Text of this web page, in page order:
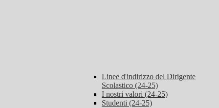
Linee d'indirizzo del Dirigente
Scolastico (24-25)
I nostri valori (24-25)
Studenti (24-25)